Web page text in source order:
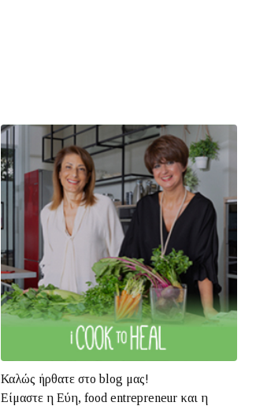
Καλώς ήρθατε στο blog μας!
Είμαστε η Εύη, food entrepreneur και η